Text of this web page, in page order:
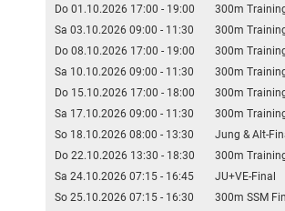
Do 01.10.2026 17:00 - 19:00
300m
Sa 03.10.2026 09:00 - 11:30
300m
Do 08.10.2026 17:00 - 19:00
300m
Sa 10.10.2026 09:00 - 11:30
300m
Do 15.10.2026 17:00 - 18:00
300m
Sa 17.10.2026 09:00 - 11:30
300m
So 18.10.2026 08:00 - 13:30
Jung & Alt-
Do 22.10.2026 13:30 - 18:30
300m
Sa 24.10.2026 07:15 - 16:45
JU+VE-Final
So 25.10.2026 07:15 - 16:30
300m SSM